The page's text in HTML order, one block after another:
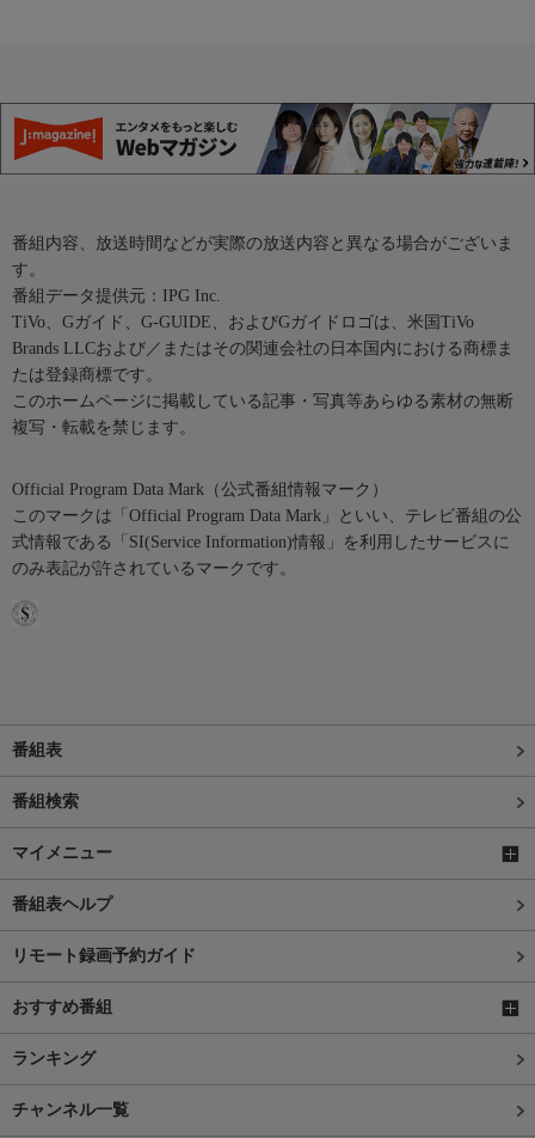
番組内容、放送時間などが実際の放送内容と異なる場合がございま
す。
番組データ提供元：IPG Inc.
TiVo、Gガイド、G-GUIDE、およびGガイドロゴは、米国TiVo
Brands LLCおよび／またはその関連会社の日本国内における商標ま
たは登録商標です。
このホームページに掲載している記事・写真等あらゆる素材の無断
複写・転載を禁じます。
Official Program Data Mark（公式番組情報マーク）
このマークは「Official Program Data Mark」といい、テレビ番組の公
式情報である「SI(Service Information)情報」を利用したサービスに
のみ表記が許されているマークです。
番組表
番組検索
マイメニュー
番組表ヘルプ
リモート録画予約ガイド
おすすめ番組
ランキング
チャンネル一覧